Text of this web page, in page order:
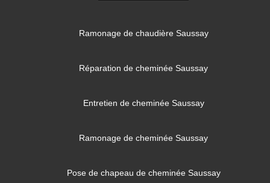
Ramonage de chaudière Saussay
Réparation de cheminée Saussay
Entretien de cheminée Saussay
Ramonage de cheminée Saussay
Pose de chapeau de cheminée Saussay